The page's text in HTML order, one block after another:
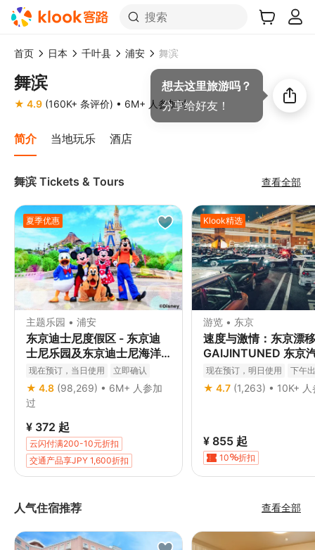
搜索
首页 日本 千叶县 浦安 舞滨
舞滨
★ 4.9 (160K+ 条评价) • 6M+ 人参加过
简介 当地玩乐 酒店
想去这里旅游吗？
分享给好友！
舞滨 Tickets & Tours 查看全部
夏季优惠
主题乐园 • 浦安
东京迪士尼度假区 - 东京迪
士尼乐园及东京迪士尼海洋
门票
现在预订，当日使用 立即确认
★ 4.8 (98,269) • 6M+ 人参加
过
¥ 372 起
云闪付满200-10元折扣
交通产品享JPY 1,600折扣
交通享JPY 1000折扣
Klook精选
游览 • 东京
速度与激情：东京漂
GAIJINTUNED 东京
会体验
现在预订，明日使用
下午
免费取消
立即确认
★ 4.7 (1,263) • 10K+ 人
¥ 855 起
10 折扣
人气住宿推荐 查看全部